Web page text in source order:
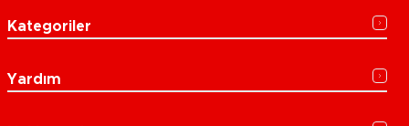
Kategoriler
Yardım